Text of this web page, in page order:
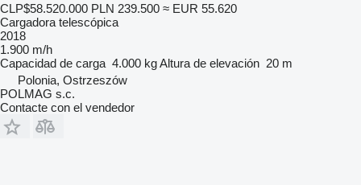
CLP$58.520.000 PLN 239.500 ≈ EUR 55.620
Cargadora telescópica
2018
1.900 m/h
Capacidad de carga 4.000 kgAltura de elevación 20 m
Polonia, Ostrzeszów
POLMAG s.c.
Contacte con el vendedor